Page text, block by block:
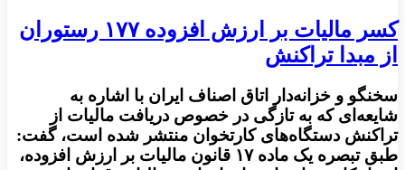
کسر مالیات بر ارزش افزوده ۱۷۷ رستوران
از مبدا تراکنش
سخنگو و خزانه‌دار اتاق اصناف ایران با اشاره به
شایعه‌ای که به تازگی در خصوص دریافت مالیات از
تراکنش دستگاه‌های کارتخوان‌ منتشر شده است، گفت:
طبق تبصره یک ماده ۱۷ قانون مالیات بر ارزش افزوده،